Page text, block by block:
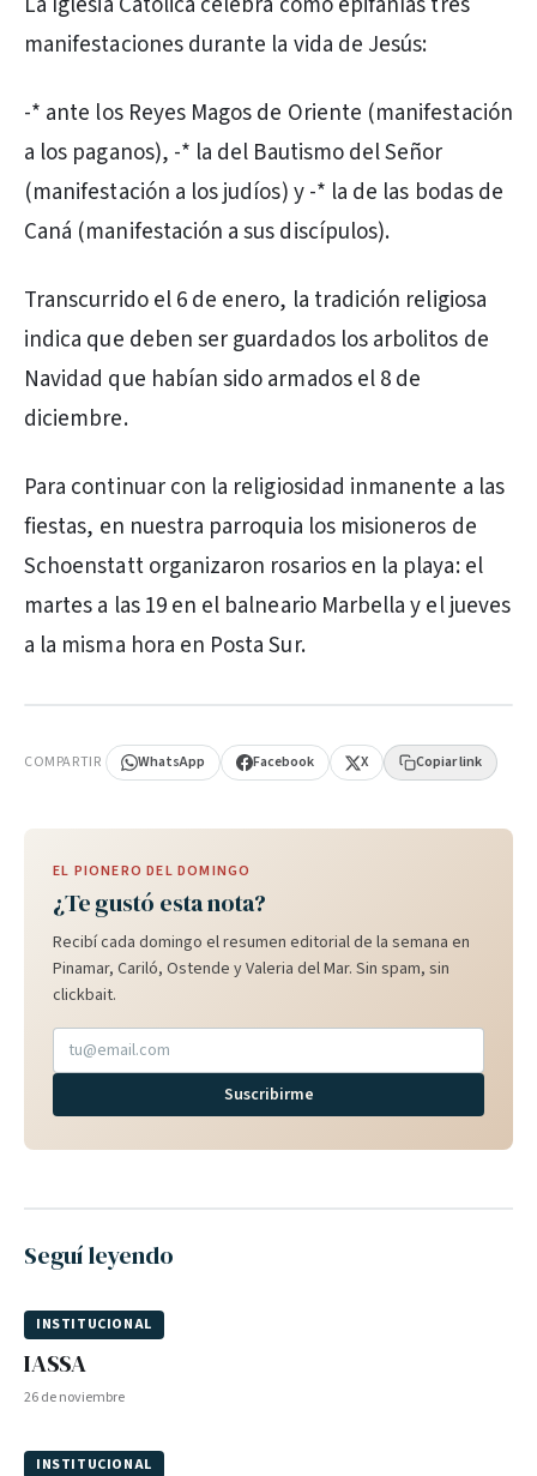
manifestaciones durante la vida de Jesús:
-* ante los Reyes Magos de Oriente (manifestación
a los paganos), -* la del Bautismo del Señor
(manifestación a los judíos) y -* la de las bodas de
Caná (manifestación a sus discípulos).
Transcurrido el 6 de enero, la tradición religiosa
indica que deben ser guardados los arbolitos de
Navidad que habían sido armados el 8 de
diciembre.
Para continuar con la religiosidad inmanente a las
fiestas, en nuestra parroquia los misioneros de
Schoenstatt organizaron rosarios en la playa: el
martes a las 19 en el balneario Marbella y el jueves
a la misma hora en Posta Sur.
COMPARTIR WhatsApp Facebook X Copiar link
EL PIONERO DEL DOMINGO
¿Te gustó esta nota?
Recibí cada domingo el resumen editorial de la semana en
Pinamar, Cariló, Ostende y Valeria del Mar. Sin spam, sin
clickbait.
Suscribirme
Seguí leyendo
INSTITUCIONAL
IASSA
26 de noviembre
INSTITUCIONAL